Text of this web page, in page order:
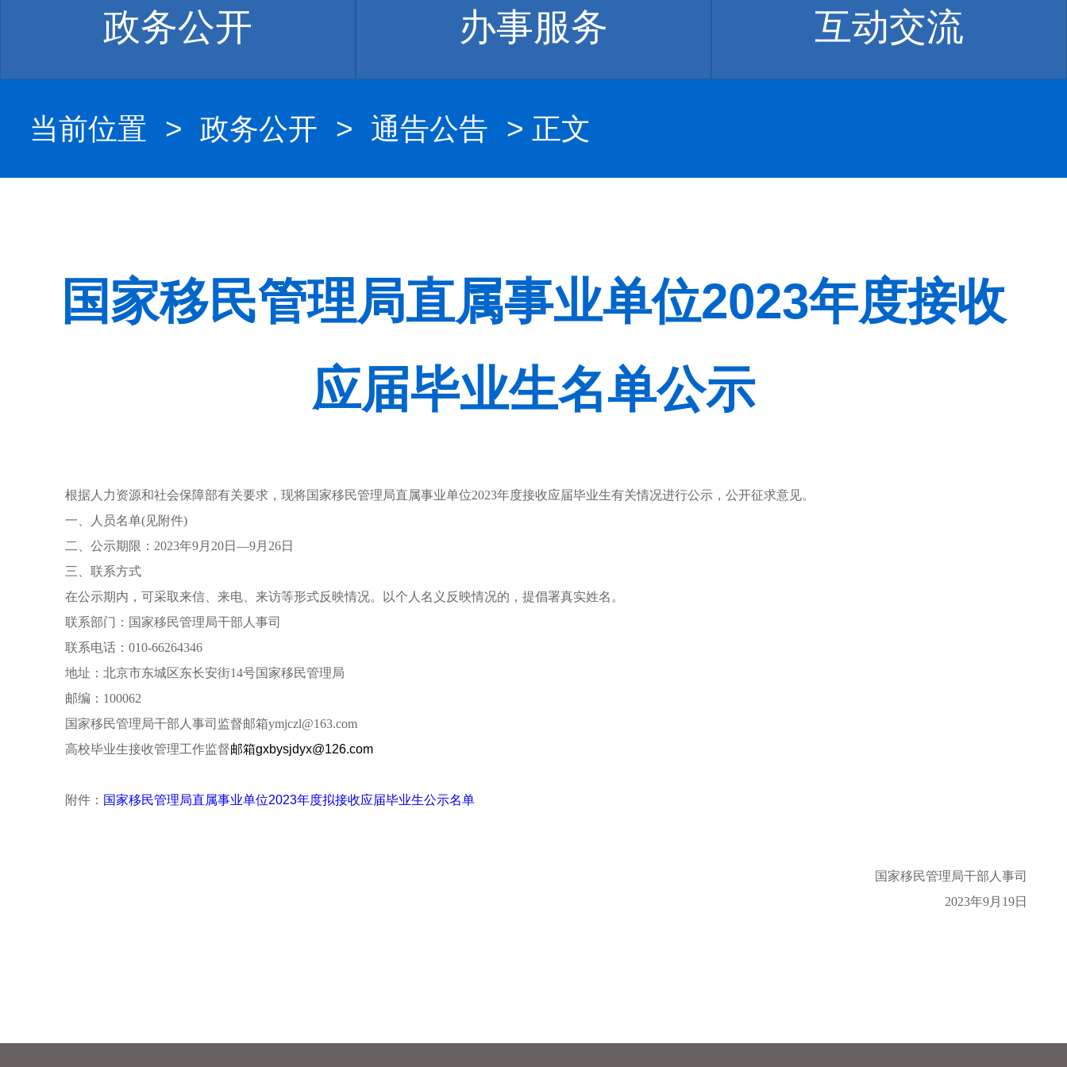
政务公开 办事服务 互动交流
当前位置 > 政务公开 > 通告公告 > 正文
国家移民管理局直属事业单位2023年度接收
应届毕业生名单公示
根据人力资源和社会保障部有关要求，现将国家移民管理局直属事业单位2023年度接收应届毕业生有关情况进行公示，公开征求意见。
一、人员名单(见附件)
二、公示期限：2023年9月20日—9月26日
三、联系方式
在公示期内，可采取来信、来电、来访等形式反映情况。以个人名义反映情况的，提倡署真实姓名。
联系部门：国家移民管理局干部人事司
联系电话：010-66264346
地址：北京市东城区东长安街14号国家移民管理局
邮编：100062
国家移民管理局干部人事司监督邮箱ymjczl@163.com
高校毕业生接收管理工作监督邮箱gxbysjdyx@126.com
附件： 国家移民管理局直属事业单位2023年度拟接收应届毕业生公示名单
国家移民管理局干部人事司
2023年9月19日